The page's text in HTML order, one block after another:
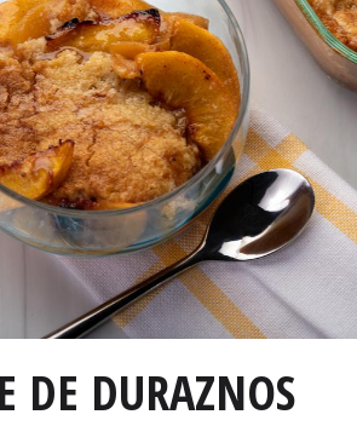
DE DURAZNOS